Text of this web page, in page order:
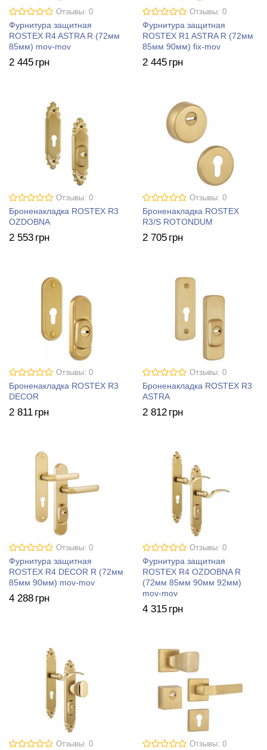
Отзывы: 0
Фурнитура защитная
ROSTEX R4 ASTRA R (72мм
85мм) mov-mov
2 445 грн
Отзывы: 0
Фурнитура защитная
ROSTEX R1 ASTRA R (72мм
85мм 90мм) fix-mov
2 445 грн
Отзывы: 0
Броненакладка ROSTEX R3
OZDOBNA
2 553 грн
Отзывы: 0
Броненакладка ROSTEX
R3/S ROTONDUM
2 705 грн
Отзывы: 0
Броненакладка ROSTEX R3
DECOR
2 811 грн
Отзывы: 0
Броненакладка ROSTEX R3
ASTRA
2 812 грн
Отзывы: 0
Фурнитура защитная
ROSTEX R4 DECOR R (72мм
85мм 90мм) mov-mov
4 288 грн
Отзывы: 0
Фурнитура защитная
ROSTEX R4 OZDOBNA R
(72мм 85мм 90мм 92мм)
mov-mov
4 315 грн
Отзывы: 0 Отзывы: 0